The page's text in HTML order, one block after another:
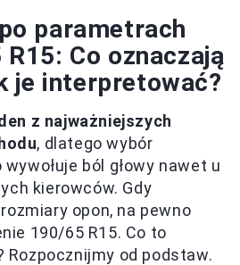
parametrach
Co oznaczają
je interpretować?
z najważniejszych
, dlatego wybór
ból głowy nawet u
kierowców. Gdy
opon, na pewno
190/65 R15. Co to
Rozpocznijmy od podstaw.